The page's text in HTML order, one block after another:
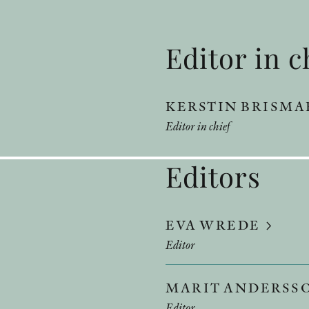
Editor in
KERSTIN
Editor in chief
Editors
EVA WREDE
Editor
MARIT